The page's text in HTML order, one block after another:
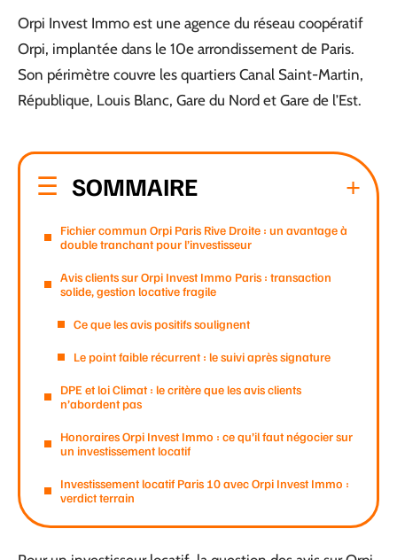
Orpi Invest Immo est une agence du réseau coopératif
Orpi, implantée dans le 10e arrondissement de Paris.
Son périmètre couvre les quartiers Canal Saint-Martin,
République, Louis Blanc, Gare du Nord et Gare de l’Est.
SOMMAIRE
Fichier commun Orpi Paris Rive Droite : un avantage à
double tranchant pour l’investisseur
Avis clients sur Orpi Invest Immo Paris : transaction
solide, gestion locative fragile
Ce que les avis positifs soulignent
Le point faible récurrent : le suivi après signature
DPE et loi Climat : le critère que les avis clients
n’abordent pas
Honoraires Orpi Invest Immo : ce qu’il faut négocier sur
un investissement locatif
Investissement locatif Paris 10 avec Orpi Invest Immo :
verdict terrain